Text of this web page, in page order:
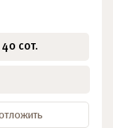
40 сот.